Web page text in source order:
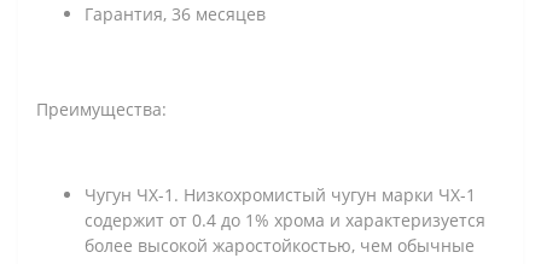
Гарантия, 36 месяцев
Преимущества:
Чугун ЧХ-1. Низкохромистый чугун марки ЧХ-1
содержит от 0.4 до 1% хрома и характеризуется
более высокой жаростойкостью, чем обычные